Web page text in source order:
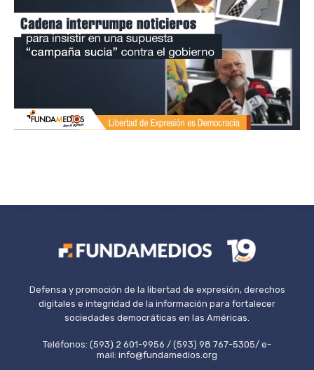
Defensa y promoción de la libertad de expresión, derechos
digitales e integridad de la información para fortalecer
sociedades democráticas en las Américas.
Teléfonos: (593) 2 601-9956 / (593) 98 767-5305/ e-
mail: info@fundamedios.org